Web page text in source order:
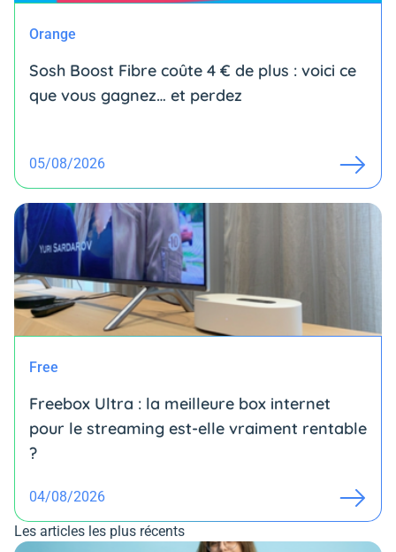
Orange
Sosh Boost Fibre coûte 4 € de plus : voici ce
que vous gagnez… et perdez
05/08/2026
Free
Freebox Ultra : la meilleure box internet
pour le streaming est-elle vraiment rentable
?
04/08/2026
Les articles les plus récents